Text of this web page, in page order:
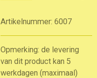
Artikelnummer: 6007
Opmerking: de levering
van dit product kan 5
werkdagen (maximaal)